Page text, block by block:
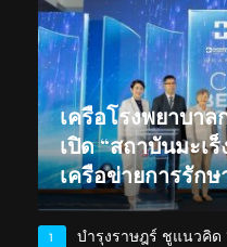
เครือโรงพยาบาล
เปิด “สถาบันมะเ
เครือข่ายการรักษ
1
บำรุงราษฎร์ ชูแนวคิด